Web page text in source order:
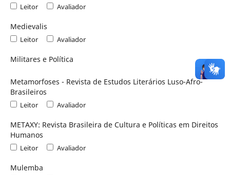
Leitor Avaliador
Medievalis
Leitor Avaliador
Militares e Política
Metamorfoses - Revista de Estudos Literários Luso-Afro-
Brasileiros
Leitor Avaliador
METAXY: Revista Brasileira de Cultura e Políticas em Direitos
Humanos
Leitor Avaliador
Mulemba